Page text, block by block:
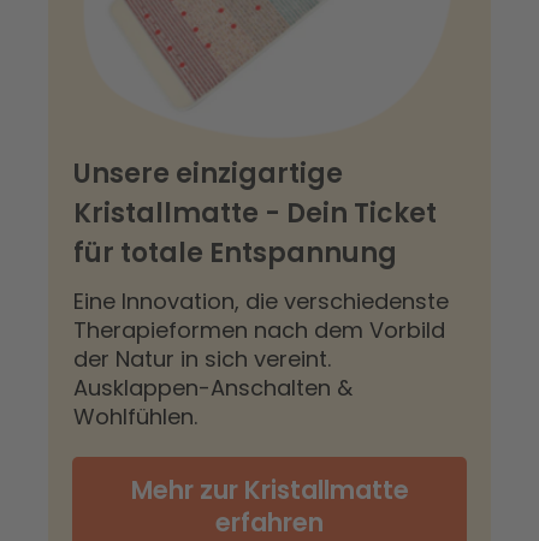
Unsere einzigartige
Kristallmatte - Dein Ticket
für totale Entspannung
Eine Innovation, die verschiedenste
Therapieformen nach dem Vorbild
der Natur in sich vereint.
Ausklappen-Anschalten &
Wohlfühlen.
Mehr zur Kristallmatte
erfahren